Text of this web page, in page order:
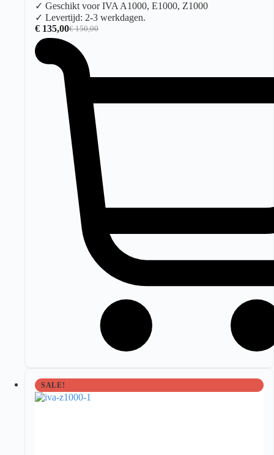
✓ Geschikt voor IVA A1000, E1000, Z1000
✓ Levertijd: 2-3 werkdagen.
€150,00
Oorspronkelijke
prijs
was:
€ 150,00.
€ 135,00Huidige
prijs
€ 135,00.
SALE!